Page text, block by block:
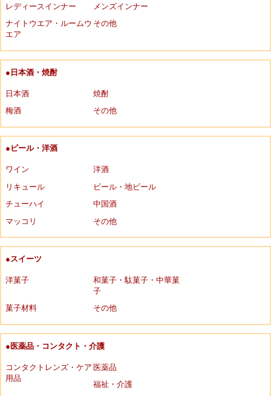
レディースインナー
メンズインナー
ナイトウエア・ルームウ
エア
その他
●日本酒・焼酎
日本酒
焼酎
梅酒
その他
●ビール・洋酒
ワイン
洋酒
リキュール
ビール・地ビール
チューハイ
中国酒
マッコリ
その他
●スイーツ
洋菓子
和菓子・駄菓子・中華菓
子
菓子材料
その他
●医薬品・コンタクト・介護
コンタクトレンズ・ケア
用品
医薬品
福祉・介護